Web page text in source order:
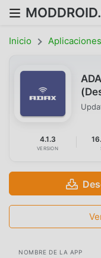
Inicio Aplicaciones
4.1.3
VERSION
NOMBRE DE LA APP